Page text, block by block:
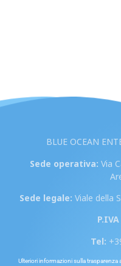
BLUE OCEAN
Sede operativa: Via
Sede legale: Viale della
P.IVA
Tel:
Ulteriori informazioni sulla trasparenza